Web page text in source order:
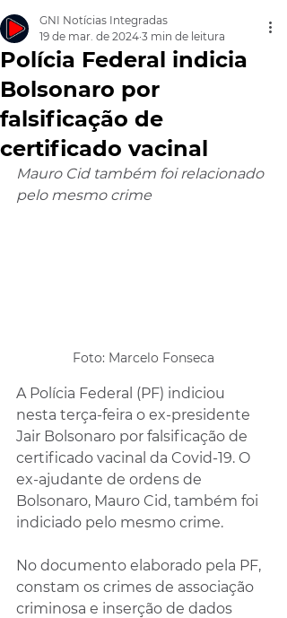
Polícia Federal indicia
Bolsonaro por
falsificação de
certificado vacinal
GNI Notícias Integradas
19 de mar. de 2024 3 min de leitura
Mauro Cid também foi relacionado
pelo mesmo crime
Foto: Marcelo Fonseca
A Polícia Federal (PF) indiciou
nesta terça-feira o ex-presidente
Jair Bolsonaro por falsificação de
certificado vacinal da Covid-19. O
ex-ajudante de ordens de
Bolsonaro, Mauro Cid, também foi
indiciado pelo mesmo crime.
No documento elaborado pela PF,
constam os crimes de associação
criminosa e inserção de dados